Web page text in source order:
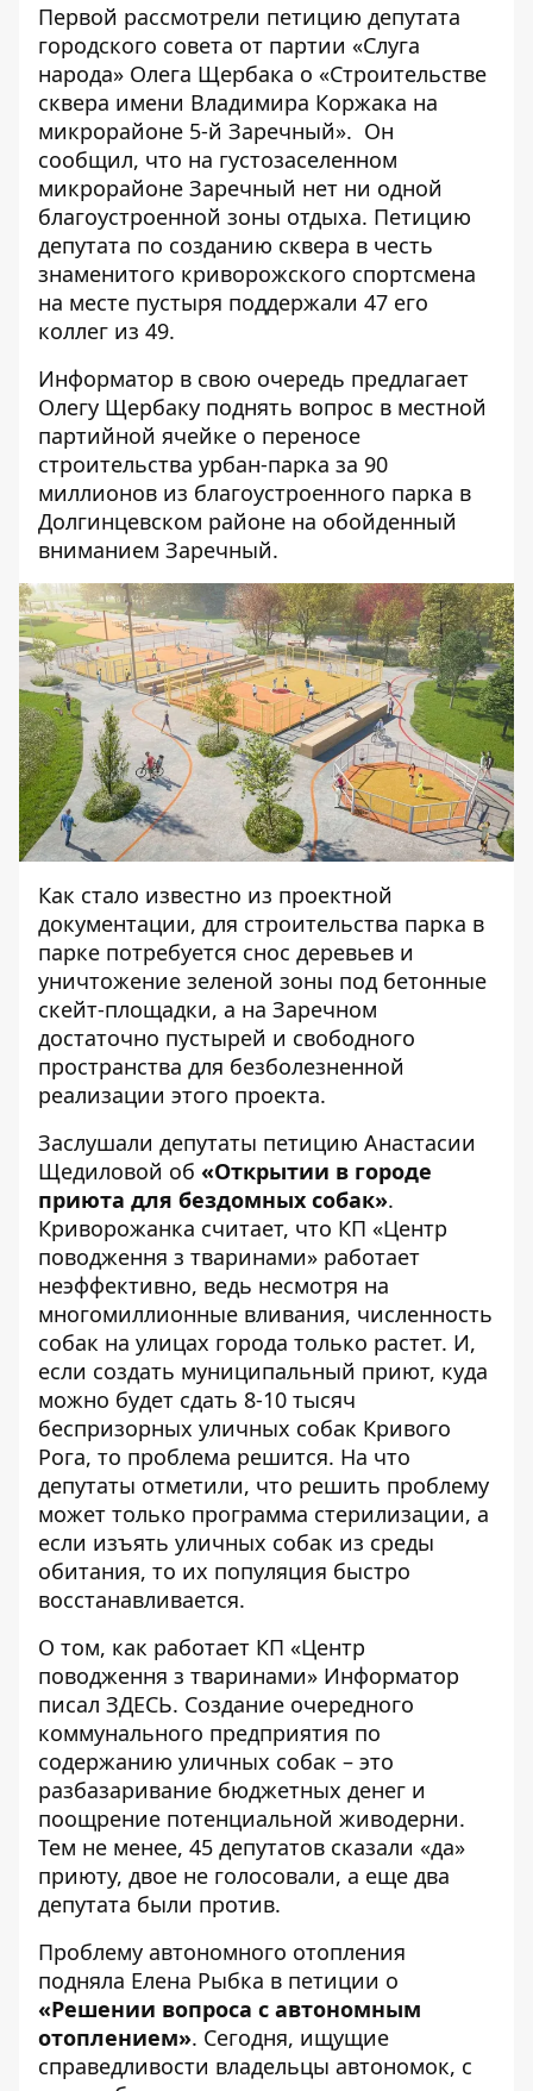
Первой рассмотрели петицию депутата
городского совета от партии «Слуга
народа» Олега Щербака о «Строительстве
сквера имени Владимира Коржака на
микрорайоне 5-й Заречный». Он
сообщил, что на густозаселенном
микрорайоне Заречный нет ни одной
благоустроенной зоны отдыха. Петицию
депутата по созданию сквера в честь
знаменитого криворожского спортсмена
на месте пустыря поддержали 47 его
коллег из 49.
Информатор в свою очередь предлагает
Олегу Щербаку поднять вопрос в местной
партийной ячейке о переносе
строительства урбан-парка за 90
миллионов из благоустроенного парка в
Долгинцевском районе на обойденный
вниманием Заречный.
Как стало известно из проектной
документации, для строительства парка в
парке потребуется снос деревьев и
уничтожение зеленой зоны под бетонные
скейт-площадки, а на Заречном
достаточно пустырей и свободного
пространства для безболезненной
реализации этого проекта.
Заслушали депутаты петицию Анастасии
Щедиловой об «Открытии в городе
приюта для бездомных собак».
Криворожанка считает, что КП «Центр
поводження з тваринами» работает
неэффективно, ведь несмотря на
многомиллионные вливания, численность
собак на улицах города только растет. И,
если создать муниципальный приют, куда
можно будет сдать 8-10 тысяч
беспризорных уличных собак Кривого
Рога, то проблема решится. На что
депутаты отметили, что решить проблему
может только программа стерилизации, а
если изъять уличных собак из среды
обитания, то их популяция быстро
восстанавливается.
О том, как работает КП «Центр
поводження з тваринами» Информатор
писал ЗДЕСЬ. Создание очередного
коммунального предприятия по
содержанию уличных собак – это
разбазаривание бюджетных денег и
поощрение потенциальной живодерни.
Тем не менее, 45 депутатов сказали «да»
приюту, двое не голосовали, а еще два
депутата были против.
Проблему автономного отопления
подняла Елена Рыбка в петиции о
«Решении вопроса с автономным
отоплением». Сегодня, ищущие
справедливости владельцы автономок, с